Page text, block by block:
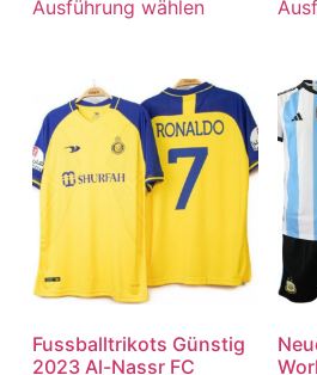
Ausführung wählen
Fussballtrikots Günstig
2023 Al-Nassr FC